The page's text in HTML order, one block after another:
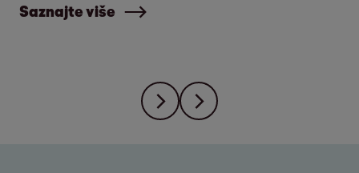
Saznajte više